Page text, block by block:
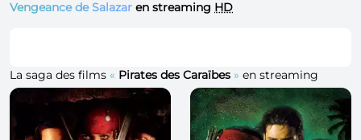
Vengeance de Salazar en streaming HD
La saga des films « Pirates des Caraïbes » en streaming